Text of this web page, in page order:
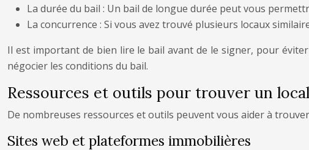
La durée du bail : Un bail de longue durée peut vous
La concurrence : Si vous avez trouvé plusieurs locaux
Il est important de bien lire le bail avant de le signer, pour
négocier les conditions du bail.
Ressources et outils pour trouver un
De nombreuses ressources et outils peuvent vous aider à
Sites web et plateformes immobilières